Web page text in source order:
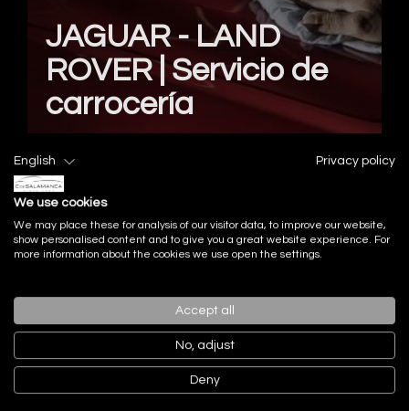
JAGUAR - LAND
ROVER | Servicio de
carrocería
experiencia en el sector de la reparación de
carrocería y la maquinaria avan...
English Privacy policy
We use cookies
We may place these for analysis of our visitor data, to improve our website,
show personalised content and to give you a great website experience. For
more information about the cookies we use open the settings.
Accept all
No, adjust
Deny